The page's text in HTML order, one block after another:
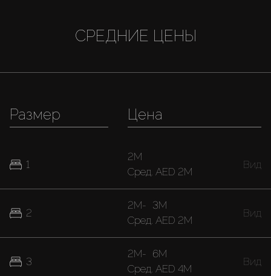
СРЕДНИЕ ЦЕНЫ
Размер
1
2
3
Цена
2M
Cред. AED 2M
Вид
2M- 3M
Cред. AED 2M
Вид
2M- 6M
Cред. AED 4M
Вид